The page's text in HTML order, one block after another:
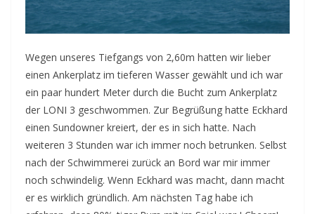
Wegen unseres Tiefgangs von 2,60m hatten wir lieber
einen Ankerplatz im tieferen Wasser gewählt und ich war
ein paar hundert Meter durch die Bucht zum Ankerplatz
der LONI 3 geschwommen. Zur Begrüßung hatte Eckhard
einen Sundowner kreiert, der es in sich hatte. Nach
weiteren 3 Stunden war ich immer noch betrunken. Selbst
nach der Schwimmerei zurück an Bord war mir immer
noch schwindelig. Wenn Eckhard was macht, dann macht
er es wirklich gründlich. Am nächsten Tag habe ich